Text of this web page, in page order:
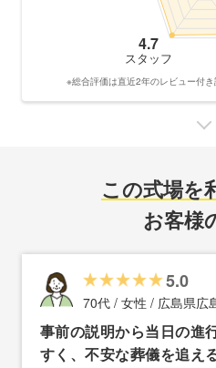
4.7
スタッフ
※総合評価は直近2年のレビュー付き
この式場を
お客様
5.0
70代 / 女性 / 広島県広
事前の説明から当日の進
すく、不安な葬儀を追え